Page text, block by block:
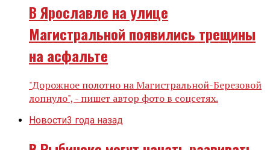
В Ярославле на улице
Магистральной появились трещины
на асфальте
"Дорожное полотно на Магистральной-Березовой
лопнуло", - пишет автор фото в соцсетях.
Новости3 года назад